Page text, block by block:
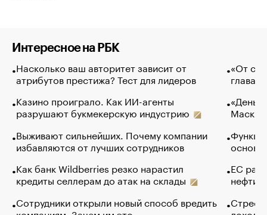
Интересное на РБК
Насколько ваш авторитет зависит от
атрибутов престижа? Тест для лидеров
Казино проиграло. Как ИИ-агенты
разрушают букмекерскую индустрию
Выживают сильнейших. Почему компании
избавляются от лучших сотрудников
Как банк Wildberries резко нарастил
кредиты селлерам до атак на склады
Сотрудники открыли новый способ вредить
«От
глава
Маск в
основ
ЕС
нефти